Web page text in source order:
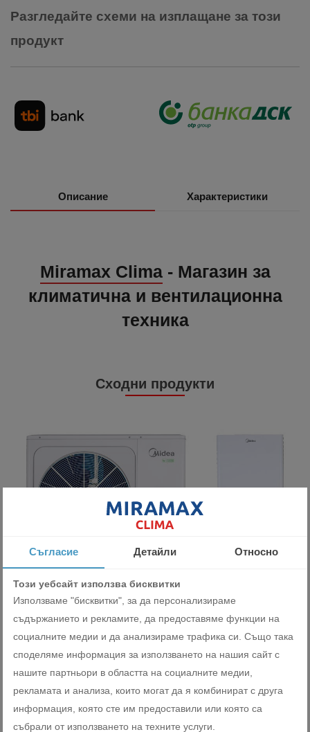
Разгледайте схеми на изплащане за този
продукт
Описание Характеристики
Miramax Clima- Магазин за
климатична и вентилационна
техника
Сходни продукти
Трифазна термопомпа Midea M-Thermal Arctic HB-
A160/CD30GN8-B+MHA-V16W/D2RN8-B
10590.00 лв
5414.58 €
ДОБАВИ
Съгласие Детайли Относно
Този уебсайт използва бисквитки
Използваме "бисквитки", за да персонализираме
съдържанието и рекламите, да предоставяме функции на
социалните медии и да анализираме трафика си. Също така
споделяме информация за използването на нашия сайт с
нашите партньори в областта на социалните медии,
рекламата и анализа, които могат да я комбинират с друга
информация, която сте им предоставили или която са
събрали от използването на техните услуги.